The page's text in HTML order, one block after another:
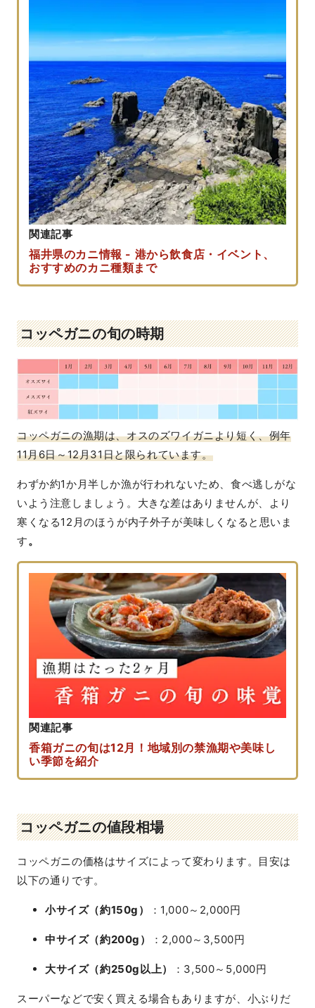
関連記事
福井県のカニ情報 - 港から飲食店・イベント、
おすすめのカニ種類まで
コッペガニの旬の時期
コッペガニの漁期は、オスのズワイガニより短く、例年
11月6日～12月31日と限られています。
わずか約1か月半しか漁が行われないため、食べ逃しがな
いよう注意しましょう。大きな差はありませんが、より
寒くなる12月のほうが内子外子が美味しくなると思いま
す。
関連記事
香箱ガニの旬は12月！地域別の禁漁期や美味し
い季節を紹介
コッペガニの値段相場
コッペガニの価格はサイズによって変わります。目安は
以下の通りです。
小サイズ（約150g） ：1,000～2,000円
中サイズ（約200g） ：2,000～3,500円
大サイズ（約250g以上） ：3,500～5,000円
スーパーなどで安く買える場合もありますが、小ぶりだ